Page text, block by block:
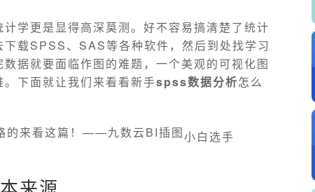
学更是显得高深莫测。好不容易搞清楚了统计
载SPSS、SAS等各种软件，然后到处找学习
据就要面临作图的难题，一个美观的可视化图
下面就让我们来看看新手spss数据分析怎么
小白选手
来源